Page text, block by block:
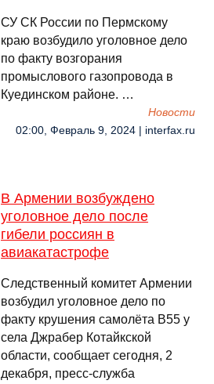
СУ СК России по Пермскому
краю возбудило уголовное дело
по факту возгорания
промыслового газопровода в
Куединском районе. …
Новости
02:00, Февраль 9, 2024 | interfax.ru
В Армении возбуждено
уголовное дело после
гибели россиян в
авиакатастрофе
Следственный комитет Армении
возбудил уголовное дело по
факту крушения самолëта В55 у
села Джрабер Котайкской
области, сообщает сегодня, 2
декабря, пресс-служба